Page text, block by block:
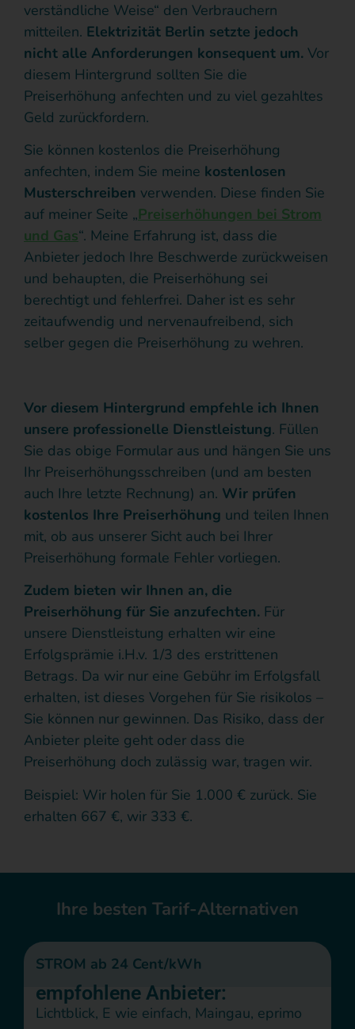
verständliche Weise“ den Verbrauchern
mitteilen. Elektrizität Berlin setzte jedoch
nicht alle Anforderungen konsequent um. Vor
diesem Hintergrund sollten Sie die
Preiserhöhung anfechten und zu viel gezahltes
Geld zurückfordern.
Sie können kostenlos die Preiserhöhung
anfechten, indem Sie meine kostenlosen
Musterschreiben verwenden. Diese finden Sie
auf meiner Seite „Preiserhöhungen bei Strom
und Gas“. Meine Erfahrung ist, dass die
Anbieter jedoch Ihre Beschwerde zurückweisen
und behaupten, die Preiserhöhung sei
berechtigt und fehlerfrei. Daher ist es sehr
zeitaufwendig und nervenaufreibend, sich
selber gegen die Preiserhöhung zu wehren.
Vor diesem Hintergrund empfehle ich Ihnen
unsere professionelle Dienstleistung. Füllen
Sie das obige Formular aus und hängen Sie uns
Ihr Preiserhöhungsschreiben (und am besten
auch Ihre letzte Rechnung) an. Wir prüfen
kostenlos Ihre Preiserhöhung und teilen Ihnen
mit, ob aus unserer Sicht auch bei Ihrer
Preiserhöhung formale Fehler vorliegen.
Zudem bieten wir Ihnen an, die
Preiserhöhung für Sie anzufechten. Für
unsere Dienstleistung erhalten wir eine
Erfolgsprämie i.H.v. 1/3 des erstrittenen
Betrags. Da wir nur eine Gebühr im Erfolgsfall
erhalten, ist dieses Vorgehen für Sie risikolos –
Sie können nur gewinnen. Das Risiko, dass der
Anbieter pleite geht oder dass die
Preiserhöhung doch zulässig war, tragen wir.
Beispiel: Wir holen für Sie 1.000 € zurück. Sie
erhalten 667 €, wir 333 €.
Ihre besten Tarif-Alternativen
STROM ab 24 Cent/kWh
empfohlene Anbieter:
Lichtblick, E wie einfach, Maingau, eprimo